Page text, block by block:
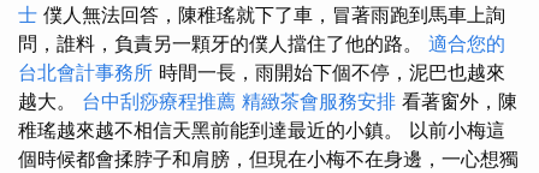
士 僕人無法回答，陳稚瑤就下了車，冒著雨跑到馬車上詢
問，誰料，負責另一顆牙的僕人擋住了他的路。 適合您的
台北會計事務所 時間一長，雨開始下個不停，泥巴也越來
越大。 台中刮痧療程推薦 精緻茶會服務安排 看著窗外，陳
稚瑤越來越不相信天黑前能到達最近的小鎮。 以前小梅這
個時候都會揉脖子和肩膀，但現在小梅不在身邊，一心想獨